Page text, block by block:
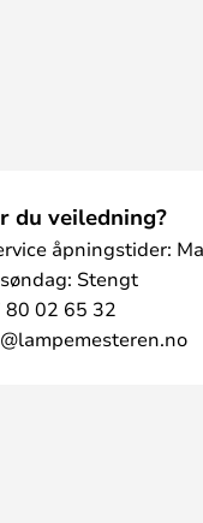
du veiledning?
åpningstider:
Stengt
80 02 65 32